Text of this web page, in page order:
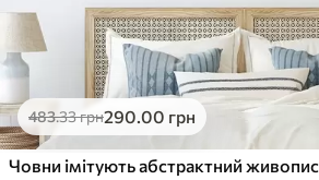
483.33грн290.00 грн
Човни імітують абстрактний живопис